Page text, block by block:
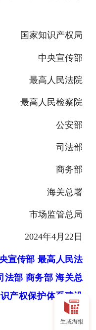
国家知识产权局
中央宣传部
最高人民法院
最高人民检察院
公安部
司法部
商务部
海关总署
市场监管总局
2024年4月22日
宣传部 最高人民法
法部 商务部 海关总
产权保护体系建设